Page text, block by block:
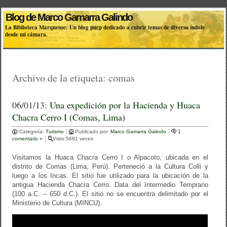
Blog de Marco Gamarra Galindo
La Biblioteca Marquense: Un blog pucp dedicado a cubrir temas de diversa índole
desde mi cámara.
Archivo de la etiqueta:comas
06/01/13:Una expedición por la Hacienda y Huaca
Chacra Cerro I (Comas, Lima)
Categoría:Turismo Publicado por:Marco Gamarra Galindo
1
comentario »
Visto:5681 veces
Visitamos la Huaca Chacra Cerro I o Alpacoto, ubicada en el
distrito de Comas (Lima, Perú). Perteneció a la Cultura Colli y
luego a los Incas. El sitio fue utilizado para la ubicación de la
antigua Hacienda Chacra Cerro. Data del Intermedio Temprano
(100 a.C. – 650 d.C.). El sitio no se encuentra delimitado por el
Ministerio de Cultura (MINCU).